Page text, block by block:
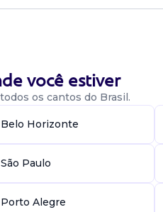
organizado e
você estiver
os cantos do Brasil.
Belo Horizonte
São Paulo
Porto Alegre